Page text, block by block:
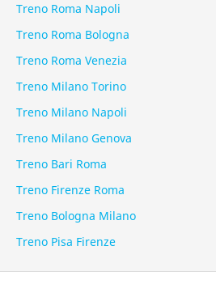
Treno Roma Napoli
Treno Roma Bologna
Treno Roma Venezia
Treno Milano Torino
Treno Milano Napoli
Treno Milano Genova
Treno Bari Roma
Treno Firenze Roma
Treno Bologna Milano
Treno Pisa Firenze